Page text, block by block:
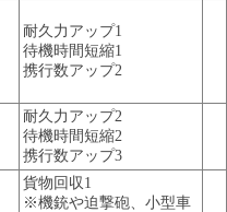
耐久力アップ1
待機時間短縮1
携行数アップ2
耐久力アップ2
待機時間短縮2
携行数アップ3
貨物回収1
※機銃や迫撃砲、小型車